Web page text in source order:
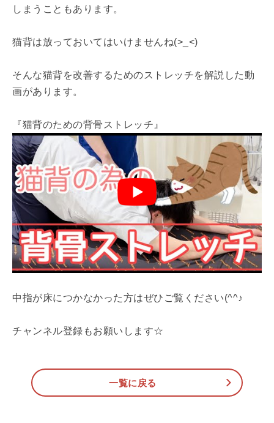
しまうこともあります。
猫背は放っておいてはいけませんね(>_<)
そんな猫背を改善するためのストレッチを解説した動
画があります。
『猫背のための背骨ストレッチ』
中指が床につかなかった方はぜひご覧ください(^^♪
チャンネル登録もお願いします☆
一覧に戻る